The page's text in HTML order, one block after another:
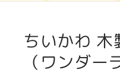
ちいかわ 木
（ワンダー